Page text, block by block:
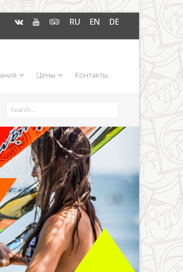
RU EN DE
Цены Контакты